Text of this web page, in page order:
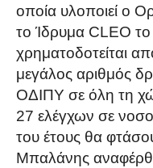
οποία υλοποιεί ο
το Ίδρυμα CLEO
χρηματοδοτείται
μεγάλος αριθμός
ΟΔΙΠΥ σε όλη τη
27 ελέγχων σε
του έτους θα
Μπαλάνης